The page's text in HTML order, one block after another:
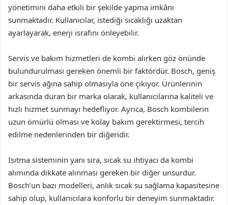
yönetimini daha etkili bir şekilde yapma imkânı
sunmaktadır. Kullanıcılar, istediği sıcaklığı uzaktan
ayarlayarak, enerji israfını önleyebilir.
Servis ve bakım hizmetleri de kombi alırken göz önünde
bulundurulması gereken önemli bir faktördür. Bosch, geniş
bir servis ağına sahip olmasıyla öne çıkıyor. Ürünlerinin
arkasında duran bir marka olarak, kullanıcılarına kaliteli ve
hızlı hizmet sunmayı hedefliyor. Ayrıca, Bosch kombilerin
uzun ömürlü olması ve kolay bakım gerektirmesi, tercih
edilme nedenlerinden bir diğeridir.
Isıtma sisteminin yanı sıra, sıcak su ihtiyacı da kombi
alımında dikkate alınması gereken bir diğer unsurdur.
Bosch’un bazı modelleri, anlık sıcak su sağlama kapasitesine
sahip olup, kullanıcılara konforlu bir deneyim sunmaktadır.